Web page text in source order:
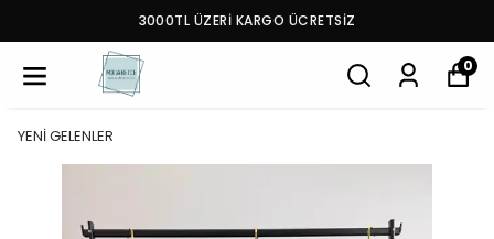
3000TL ÜZERİ KARGO ÜCRETSİZ
0
YENİ GELENLER